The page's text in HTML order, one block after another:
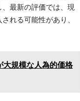
最新の評価では、現
れる可能性があり、
大規模な人為的価格